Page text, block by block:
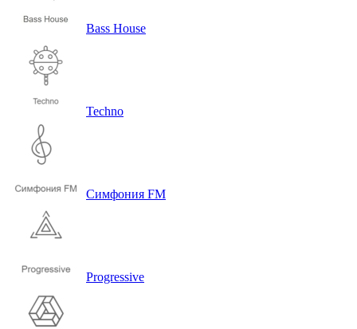
Bass House
Techno
Симфония FM
Progressive